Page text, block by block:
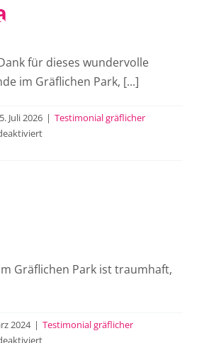
für dieses wundervolle
im Gräflichen Park, [...]
Juli 2026 | Testimonial gräflicher
für
Gräflichen Park ist traumhaft,
2024 | Testimonial gräflicher
für